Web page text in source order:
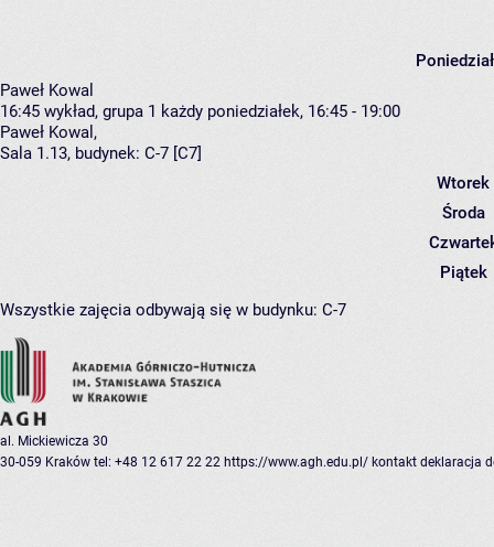
Paweł Kowal
16:45 wykład, grupa 1 każdy poniedziałek, 16:45 - 19:00
Paweł Kowal ,
Sala 1.13, budynek: C-7 [C7]
Wtorek
Środa
Piątek
Wszystkie zajęcia odbywają się w budynku: C-7
al. Mickiewicza 30
30-059 Kraków tel: +48 12 617 22 22 https://www.agh.edu.pl/ kontakt deklaracja